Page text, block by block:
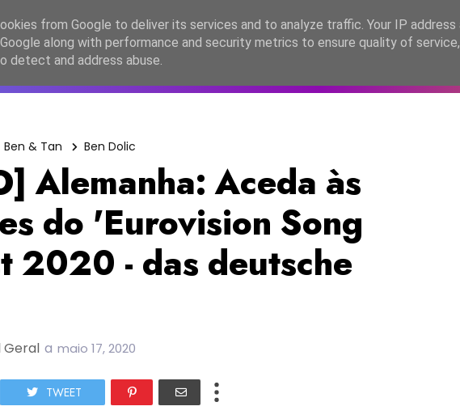
JESC2026 FC2026 EASC2026 PORTUGAL LANÇAMENTOS
Ben & Tan Ben Dolic
Alemanha: Aceda às
do 'Eurovision Song
2020 - das deutsche
Geral a maio 17, 2020
TWEET
from Google to deliver its services and to analyze traffic. Your IP address
along with performance and security metrics to ensure quality of
detect and address abuse.